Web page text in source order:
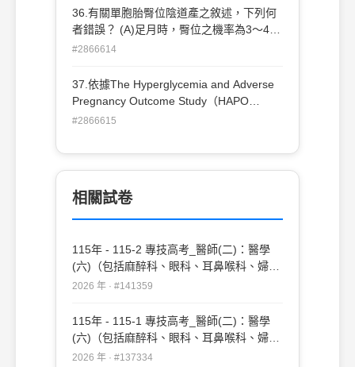
但去除自然流產因素後，兩者術後的流產率
相當 (D)懷孕10週之前施行絨毛膜穿刺，有
36.有關單胞胎臀位陰道產之敘述，下列何
者錯誤？ (A)足月時，臀位之機率為3～4%
(B)最適合臀位陰道產的胎兒姿勢為frank
(D)前胎剖腹產為臀位陰道產之絕對禁忌症
#2866614
37.依據The Hyperglycemia and Adverse
Pregnancy Outcome Study（HAPO
study），母體血糖值越高，與母體及新生
錯誤？(A)出生體重超過90個百分位(B)剖腹
生產（primary cesarean delivery）(C)新
(D)臍帶血C-peptide值超過90個百分位
#2866615
相關試卷
115年 - 115-2 專技高考_醫師(二)：醫學
(六)（包括麻醉科、眼科、耳鼻喉科、婦產
科、復健科等科目及其相關臨床實例與醫學
2026 年 · #141359
115年 - 115-1 專技高考_醫師(二)：醫學
(六)（包括麻醉科、眼科、耳鼻喉科、婦產
科、復健科等科目及其相關臨床實例與醫學
2026 年 · #137334